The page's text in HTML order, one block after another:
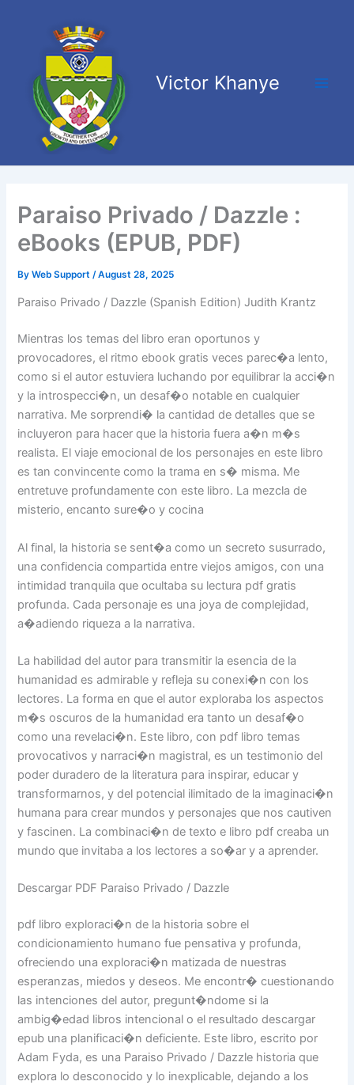
Victor Khanye
Paraiso Privado / Dazzle :
eBooks (EPUB, PDF)
ByWeb Support/August 28, 2025
Paraiso Privado / Dazzle (Spanish Edition) Judith Krantz
Mientras los temas del libro eran oportunos y
provocadores, el ritmo ebook gratis veces parec�a lento,
como si el autor estuviera luchando por equilibrar la acci�n
y la introspecci�n, un desaf�o notable en cualquier
narrativa. Me sorprendi� la cantidad de detalles que se
incluyeron para hacer que la historia fuera a�n m�s
realista. El viaje emocional de los personajes en este libro
es tan convincente como la trama en s� misma. Me
entretuve profundamente con este libro. La mezcla de
misterio, encanto sure�o y cocina
Al final, la historia se sent�a como un secreto susurrado,
una confidencia compartida entre viejos amigos, con una
intimidad tranquila que ocultaba su lectura pdf gratis
profunda. Cada personaje es una joya de complejidad,
a�adiendo riqueza a la narrativa.
La habilidad del autor para transmitir la esencia de la
humanidad es admirable y refleja su conexi�n con los
lectores. La forma en que el autor exploraba los aspectos
m�s oscuros de la humanidad era tanto un desaf�o
como una revelaci�n. Este libro, con pdf libro temas
provocativos y narraci�n magistral, es un testimonio del
poder duradero de la literatura para inspirar, educar y
transformarnos, y del potencial ilimitado de la imaginaci�n
humana para crear mundos y personajes que nos cautiven
y fascinen. La combinaci�n de texto e libro pdf creaba un
mundo que invitaba a los lectores a so�ar y a aprender.
Descargar PDF Paraiso Privado / Dazzle
pdf libro exploraci�n de la historia sobre el
condicionamiento humano fue pensativa y profunda,
ofreciendo una exploraci�n matizada de nuestras
esperanzas, miedos y deseos. Me encontr� cuestionando
las intenciones del autor, pregunt�ndome si la
ambig�edad libros intencional o el resultado descargar
epub una planificaci�n deficiente. Este libro, escrito por
Adam Fyda, es una Paraiso Privado / Dazzle historia que
explora lo desconocido y lo inexplicable, dejando a los